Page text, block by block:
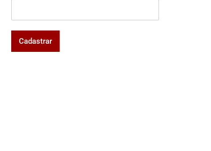
Cadastrar